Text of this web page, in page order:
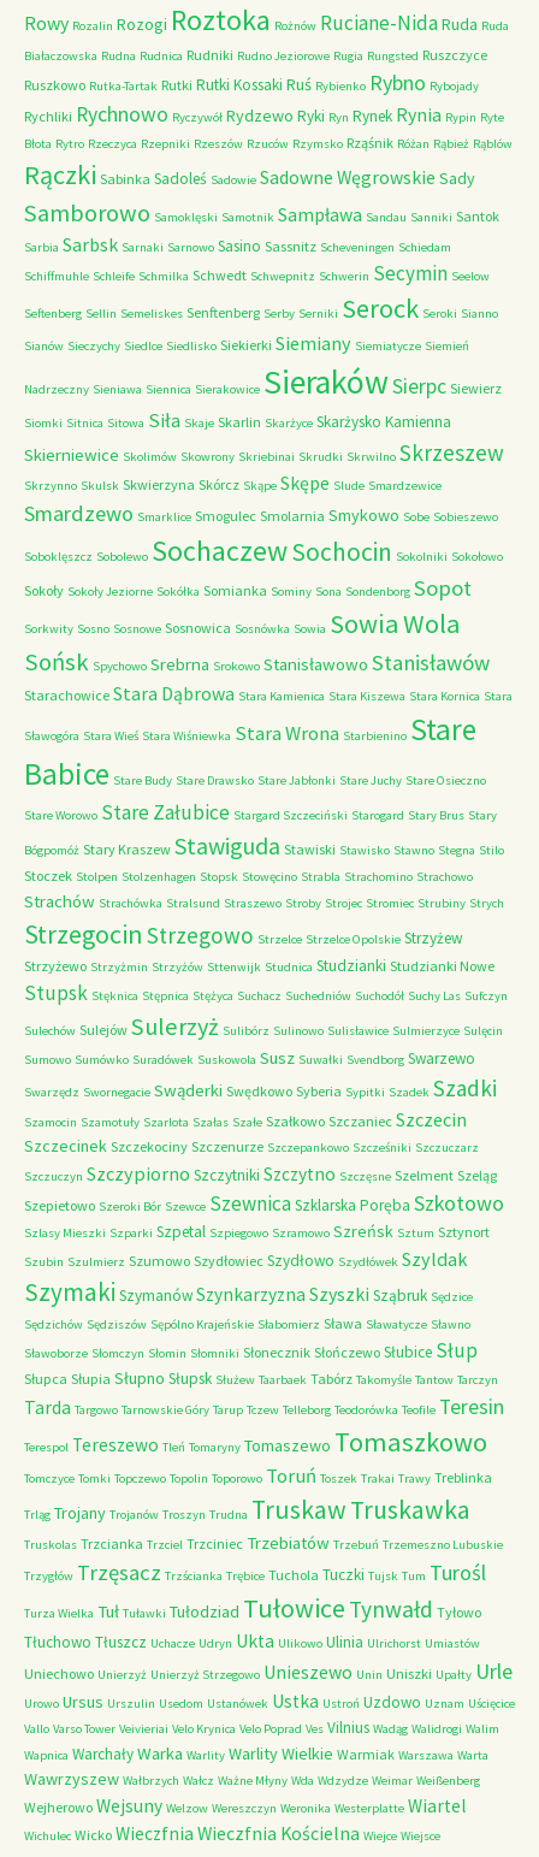
Rowy Rozalin Rozogi Roztoka Rożnów Ruciane-NidaRuda Ruda
Białaczowska Rudna Rudnica Rudniki Rudno Jeziorowe Rugia Rungsted Ruszczyce
Ruszkowo Rutka-Tartak Rutki Rutki Kossaki Ruś Rybienko Rybno Rybojady
Rychliki Rychnowo Ryczywół Rydzewo Ryki Ryn Rynek Rynia Rypin Ryte
Błota Rytro Rzeczyca Rzepniki Rzeszów Rzuców Rzymsko Rząśnik Różan Rąbież Rąblów
Rączki Sabinka Sadoleś Sadowie Sadowne Węgrowskie Sady
Samborowo Samoklęski Samotnik Sampława Sandau Sanniki Santok
Sarbia Sarbsk Sarnaki Sarnowo Sasino Sassnitz Scheveningen Schiedam
Schiffmuhle Schleife Schmilka Schwedt Schwepnitz Schwerin Secymin Seelow
Seftenberg Sellin Semeliskes Senftenberg Serby Serniki Serock Seroki Sianno
Sianów Sieczychy Siedlce Siedlisko Siekierki Siemiany Siemiatycze Siemień
Nadrzeczny Sieniawa Siennica Sierakowice SierakówSierpc Siewierz
Siomki Sitnica Sitowa Siła Skaje Skarlin Skarżyce Skarżysko Kamienna
Skierniewice Skolimów Skowrony Skriebinai Skrudki Skrwilno Skrzeszew
Skrzynno Skulsk Skwierzyna Skórcz Skąpe Skępe Slude Smardzewice
Smardzewo Smarklice Smogulec Smolarnia Smykowo Sobe Sobieszewo
Soboklęszcz Sobolewo SochaczewSochocin Sokolniki Sokołowo
Sokoły Sokoły Jeziorne Sokółka Somianka Sominy Sona Sondenborg Sopot
Sorkwity Sosno Sosnowe Sosnowica Sosnówka Sowia Sowia Wola
Sońsk Spychowo Srebrna Srokowo Stanisławowo Stanisławów
Starachowice Stara Dąbrowa Stara Kamienica Stara Kiszewa Stara Kornica Stara
Sławogóra Stara Wieś Stara Wiśniewka Stara Wrona Starbienino Stare
Babice Stare Budy Stare Drawsko Stare Jabłonki Stare Juchy Stare Osieczno
Stare Worowo Stare Załubice Stargard Szczeciński Starogard Stary Brus Stary
Bógpomóż Stary Kraszew Stawiguda Stawiski Stawisko Stawno Stegna Stilo
Stoczek Stolpen Stolzenhagen Stopsk Stowęcino Strabla Strachomino Strachowo
Strachów Strachówka Stralsund Straszewo Stroby Strojec Stromiec Strubiny Strych
Strzegocin Strzegowo Strzelce Strzelce Opolskie Strzyżew
Strzyżewo Strzyżmin Strzyżów Sttenwijk Studnica Studzianki Studzianki Nowe
Stupsk Stęknica Stępnica Stężyca Suchacz Suchedniów Suchodół Suchy Las Sufczyn
Sulechów Sulejów Sulerzyż Sulibórz Sulinowo Sulisławice Sulmierzyce Sulęcin
Sumowo Sumówko Suradówek Suskowola Susz Suwałki Svendborg Swarzewo
Swarzędz Swornegacie Swąderki Swędkowo Syberia Sypitki Szadek Szadki
Szamocin Szamotuły Szarlota Szałas Szałe Szałkowo Szczaniec Szczecin
Szczecinek Szczekociny Szczenurze Szczepankowo Szcześniki Szczuczarz
Szczuczyn Szczypiorno Szczytniki Szczytno Szczęsne Szelment Szeląg
Szepietowo Szeroki Bór Szewce SzewnicaSzklarska Poręba Szkotowo
Szlasy Mieszki Szparki Szpetal Szpiegowo Szramowo Szreńsk Sztum Sztynort
Szubin Szulmierz Szumowo Szydłowiec Szydłowo Szydłówek Szyldak
Szymaki SzymanówSzynkarzyzna Szyszki Sząbruk Sędzice
Sędzichów Sędziszów Sępólno Krajeńskie Słabomierz Sława Sławatycze Sławno
Sławoborze Słomczyn Słomin Słomniki Słonecznik Słończewo Słubice Słup
Słupca Słupia Słupno Słupsk Służew Taarbaek Tabórz Takomyśle Tantow Tarczyn
Tarda Targowo Tarnowskie Góry Tarup Tczew Telleborg Teodorówka Teofile Teresin
Terespol Tereszewo Tleń Tomaryny Tomaszewo Tomaszkowo
Tomczyce Tomki Topczewo Topolin Toporowo Toruń Toszek Trakai Trawy Treblinka
Trląg Trojany Trojanów Troszyn Trudna TruskawTruskawka
Truskolas Trzcianka Trzciel Trzciniec Trzebiatów Trzebuń Trzemeszno Lubuskie
Trzygłów Trzęsacz Trzścianka Trębice Tuchola Tuczki Tujsk Tum Turośl
Turza Wielka Tuł Tuławki Tułodziad Tułowice Tynwałd Tyłowo
Tłuchowo Tłuszcz Uchacze Udryn Ukta Ulikowo Ulinia Ulrichorst Umiastów
Uniechowo Unierzyż Unierzyż Strzegowo Unieszewo Unin Uniszki Upałty Urle
Urowo Ursus Urszulin Usedom Ustanówek Ustka Ustroń Uzdowo Uznam Uścięcice
Vallo Varso Tower Veivieriai Velo Krynica Velo Poprad Ves Vilnius Wadąg Walidrogi Walim
Wapnica WarchałyWarka Warlity Warlity Wielkie Warmiak Warszawa Warta
Wawrzyszew Wałbrzych Wałcz Ważne Młyny Wda Wdzydze Weimar Weißenberg
Wejherowo Wejsuny Welzow Wereszczyn Weronika Westerplatte Wiartel
Wichulec Wicko Wieczfnia Wieczfnia Kościelna Wiejce Wiejsce